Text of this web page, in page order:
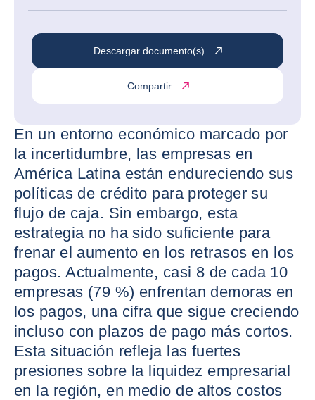
Descargar documento(s)
Compartir
En un entorno económico marcado por
la incertidumbre, las empresas en
América Latina están endureciendo sus
políticas de crédito para proteger su
flujo de caja. Sin embargo, esta
estrategia no ha sido suficiente para
frenar el aumento en los retrasos en los
pagos. Actualmente, casi 8 de cada 10
empresas (79 %) enfrentan demoras en
los pagos, una cifra que sigue creciendo
incluso con plazos de pago más cortos.
Esta situación refleja las fuertes
presiones sobre la liquidez empresarial
en la región, en medio de altos costos